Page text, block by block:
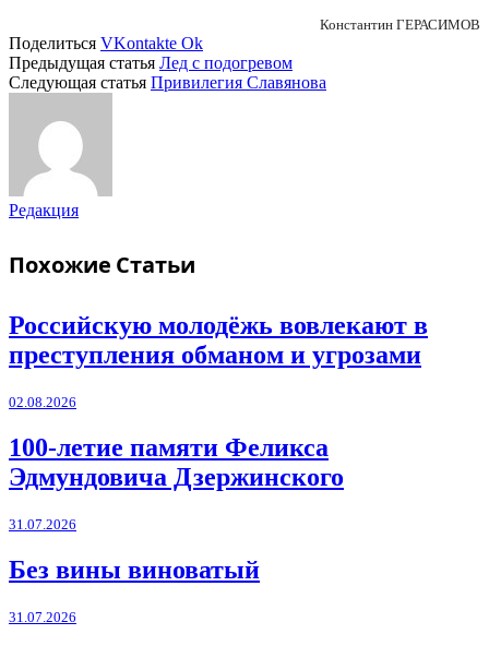
Константин ГЕРАСИМОВ
Поделиться VKontakte Ok
Предыдущая статья Лед с подогревом
Следующая статья Привилегия Славянова
Редакция
Похожие Статьи
Российскую молодёжь вовлекают в
преступления обманом и угрозами
02.08.2026
100-летие памяти Феликса
Эдмундовича Дзержинского
31.07.2026
Без вины виноватый
31.07.2026